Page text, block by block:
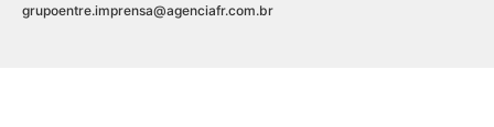
grupoentre.imprensa@agenciafr.com.br